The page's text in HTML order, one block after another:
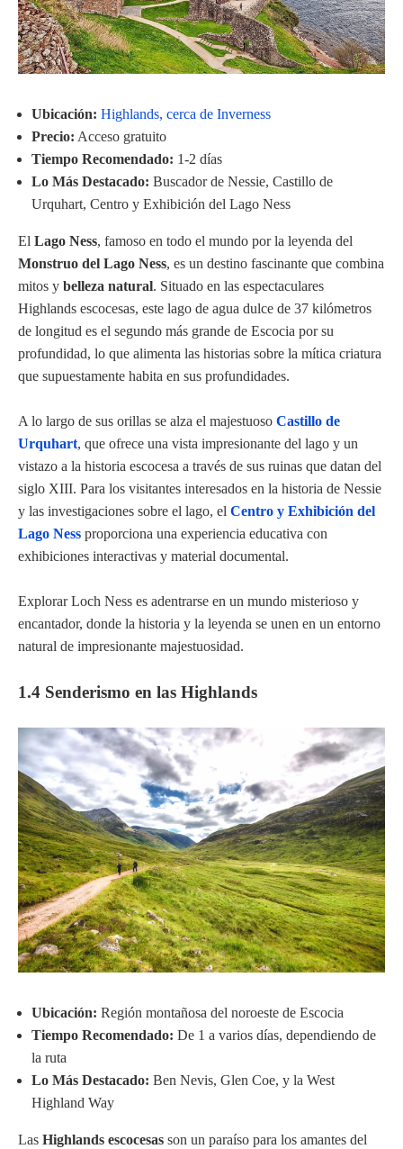
Ubicación: Highlands, cerca de Inverness
Precio: Acceso gratuito
Tiempo Recomendado: 1-2 días
Lo Más Destacado: Buscador de Nessie, Castillo de
Urquhart, Centro y Exhibición del Lago Ness
El Lago Ness, famoso en todo el mundo por la leyenda del
Monstruo del Lago Ness, es un destino fascinante que combina
mitos y belleza natural. Situado en las espectaculares
Highlands escocesas, este lago de agua dulce de 37 kilómetros
de longitud es el segundo más grande de Escocia por su
profundidad, lo que alimenta las historias sobre la mítica criatura
que supuestamente habita en sus profundidades.
A lo largo de sus orillas se alza el majestuoso Castillo de
Urquhart, que ofrece una vista impresionante del lago y un
vistazo a la historia escocesa a través de sus ruinas que datan del
siglo XIII. Para los visitantes interesados en la historia de Nessie
y las investigaciones sobre el lago, el Centro y Exhibición del
Lago Ness proporciona una experiencia educativa con
exhibiciones interactivas y material documental.
Explorar Loch Ness es adentrarse en un mundo misterioso y
encantador, donde la historia y la leyenda se unen en un entorno
natural de impresionante majestuosidad.
1.4 Senderismo en las Highlands
Ubicación: Región montañosa del noroeste de Escocia
Tiempo Recomendado: De 1 a varios días, dependiendo de
la ruta
Lo Más Destacado: Ben Nevis, Glen Coe, y la West
Highland Way
Las Highlands escocesas son un paraíso para los amantes del